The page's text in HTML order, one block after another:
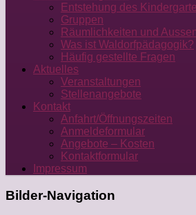
Entstehung des
Gruppen
Räumlichkeiten und
Was ist Waldorfpädagogik?
Häufig gestellte Fragen
Aktuelles
Veranstaltungen
Stellenangebote
Kontakt
Anfahrt/Öffnungszeiten
Anmeldeformular
Angebote – Kosten
Kontaktformular
Impressum
Bilder-Navigation